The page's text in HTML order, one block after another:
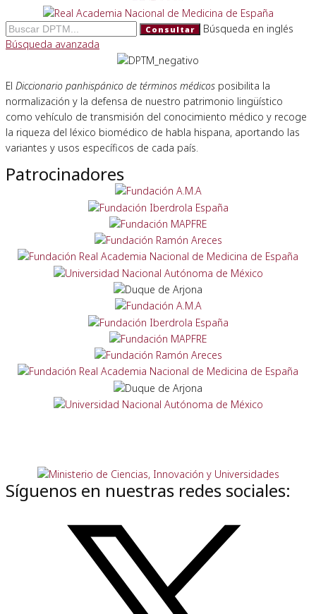
Consultar
Búsqueda en inglés
Búsqueda avanzada
El Diccionario panhispánico de términos médicos posibilita la
normalización y la defensa de nuestro patrimonio lingüístico
como vehículo de transmisión del conocimiento médico y recoge
la riqueza del léxico biomédico de habla hispana, aportando las
variantes y usos específicos de cada país.
Patrocinadores
Síguenos en nuestras redes sociales: